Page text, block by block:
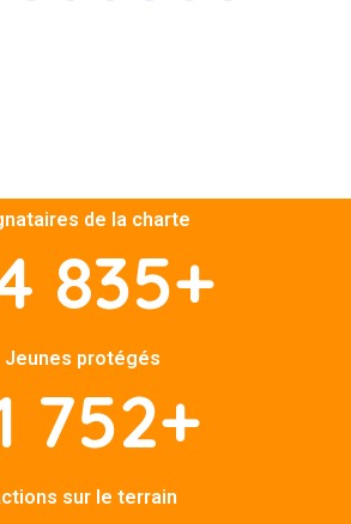
de la charte
835+
Jeunes protégés
752+
sur le terrain